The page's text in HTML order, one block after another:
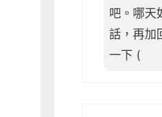
吧。哪天
話，再加
一下 (